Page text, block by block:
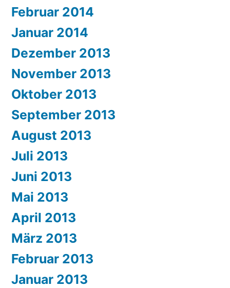
Februar 2014
Januar 2014
Dezember 2013
November 2013
Oktober 2013
September 2013
August 2013
Juli 2013
Juni 2013
Mai 2013
April 2013
März 2013
Februar 2013
Januar 2013